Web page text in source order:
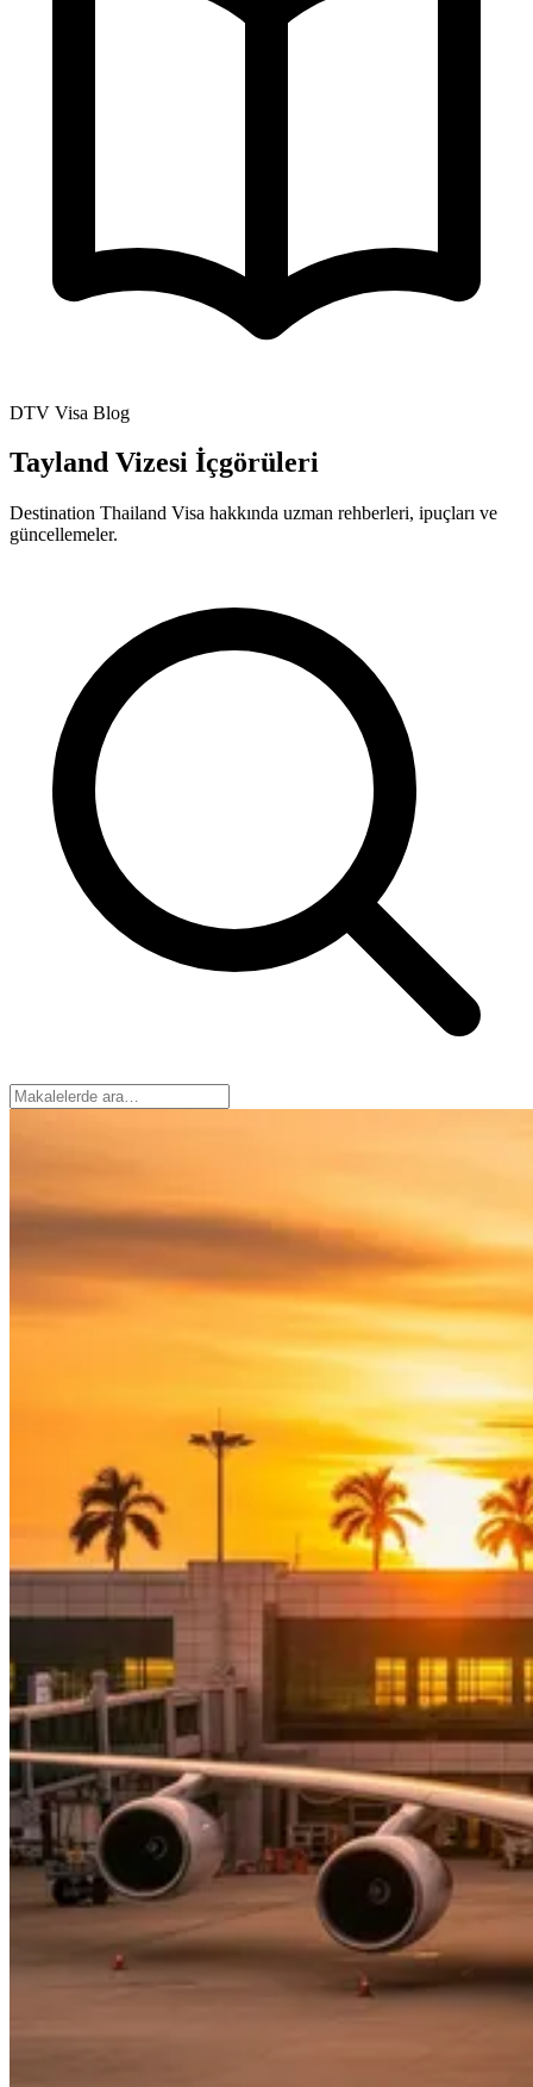
DTV Visa Blog
Tayland Vizesi İçgörüleri
Destination Thailand Visa hakkında uzman rehberleri, ipuçları ve
güncellemeler.